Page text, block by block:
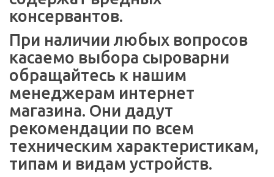
консервантов.
При наличии любых вопросов
касаемо выбора сыроварни
обращайтесь к нашим
менеджерам интернет
магазина. Они дадут
рекомендации по всем
техническим характеристикам,
типам и видам устройств.